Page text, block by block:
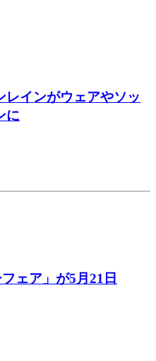
レインがウェアやソッ
に
ェア」が5月21日